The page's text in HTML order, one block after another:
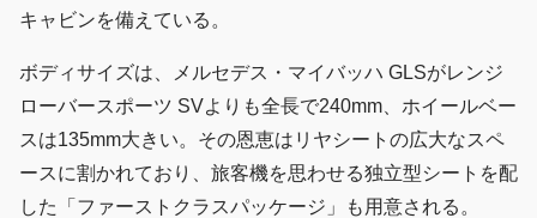
キャビンを備えている。
ボディサイズは、メルセデス・マイバッハ GLSがレンジ
ローバースポーツ SVよりも全長で240mm、ホイールベー
スは135mm大きい。その恩恵はリヤシートの広大なスペ
ースに割かれており、旅客機を思わせる独立型シートを配
した「ファーストクラスパッケージ」も用意される。